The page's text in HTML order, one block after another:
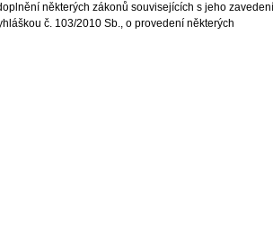
některých zákonů souvisejících s jeho
č. 103/2010 Sb., o provedení některých